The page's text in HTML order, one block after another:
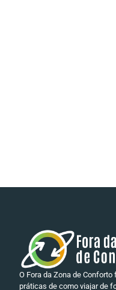
O Fora da Zona de
práticas de como viajar de